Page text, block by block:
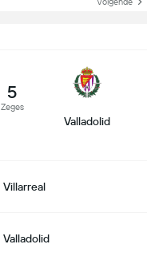
5
Zeges
Valladolid
Villarreal
Valladolid